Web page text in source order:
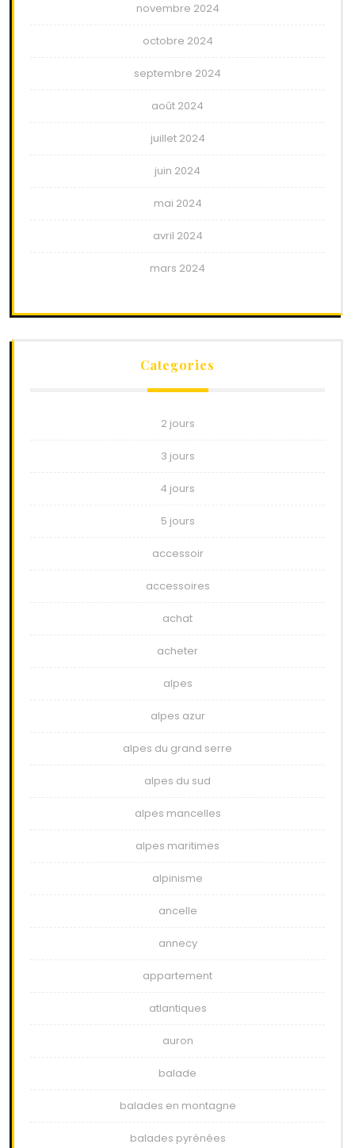
novembre 2024
octobre 2024
septembre 2024
août 2024
juillet 2024
juin 2024
mai 2024
avril 2024
mars 2024
Categories
2 jours
3 jours
4 jours
5 jours
accessoir
accessoires
achat
acheter
alpes
alpes azur
alpes du grand serre
alpes du sud
alpes mancelles
alpes maritimes
alpinisme
ancelle
annecy
appartement
atlantiques
auron
balade
balades en montagne
balades pyrénées